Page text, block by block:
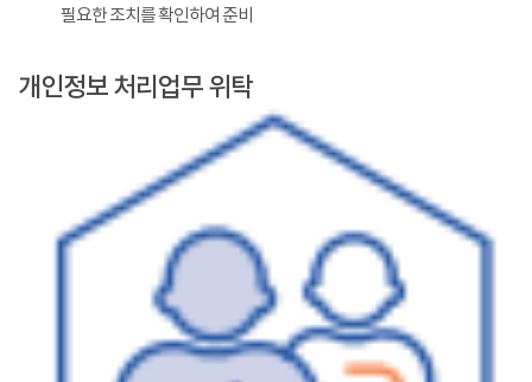
필요한 조치를 확인하여 준비
개인정보 처리업무 위탁